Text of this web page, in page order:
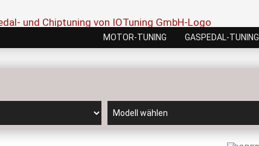
MOTOR-TUNING GASPEDAL-TUNING